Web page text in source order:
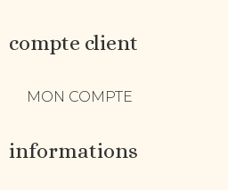
compte client
MON COMPTE
informations